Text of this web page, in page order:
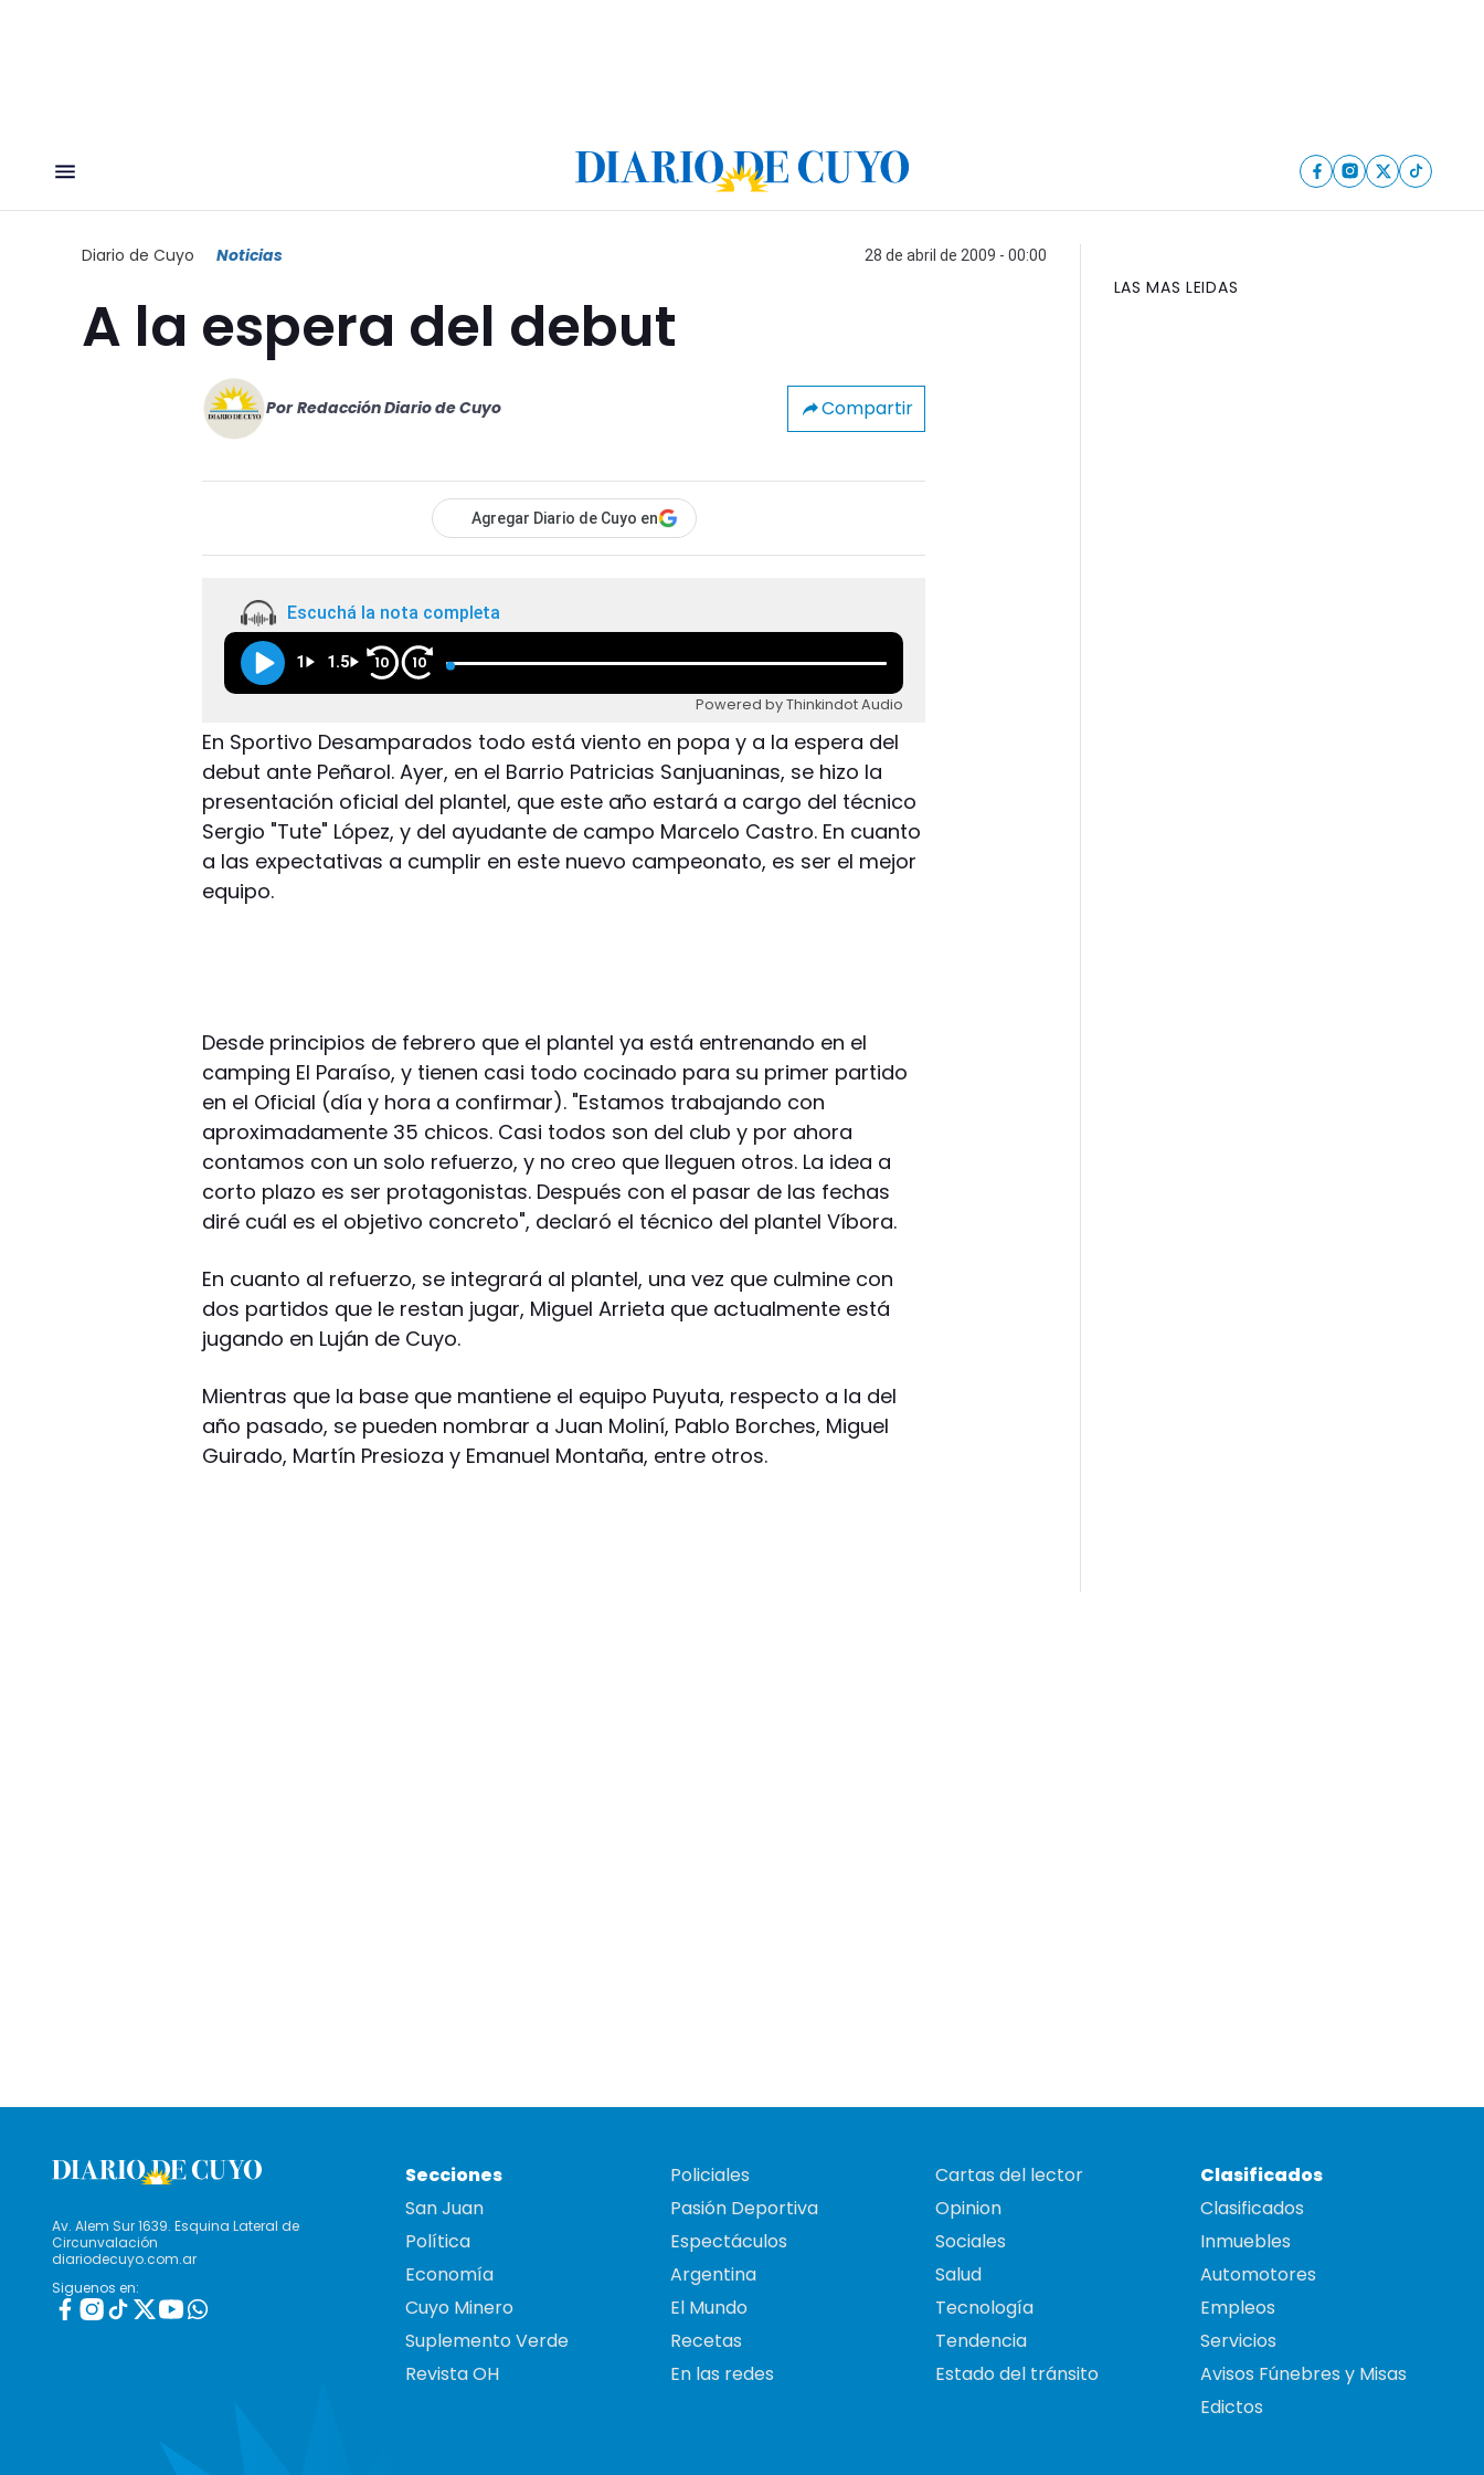
Diario de Cuyo Noticias 28 de abril de 2009 - 00:00
A la espera del debut
Por Redacción Diario de Cuyo Compartir
Agregar Diario de Cuyo en
Escuchá la nota completa
1 1.5 10 10
Powered by Thinkindot Audio
En Sportivo Desamparados todo está viento en popa y a la espera del
debut ante Peñarol. Ayer, en el Barrio Patricias Sanjuaninas, se hizo la
presentación oficial del plantel, que este año estará a cargo del técnico
Sergio "Tute" López, y del ayudante de campo Marcelo Castro. En cuanto
a las expectativas a cumplir en este nuevo campeonato, es ser el mejor
equipo.
Desde principios de febrero que el plantel ya está entrenando en el
camping El Paraíso, y tienen casi todo cocinado para su primer partido
en el Oficial (día y hora a confirmar). "Estamos trabajando con
aproximadamente 35 chicos. Casi todos son del club y por ahora
contamos con un solo refuerzo, y no creo que lleguen otros. La idea a
corto plazo es ser protagonistas. Después con el pasar de las fechas
diré cuál es el objetivo concreto", declaró el técnico del plantel Víbora.
En cuanto al refuerzo, se integrará al plantel, una vez que culmine con
dos partidos que le restan jugar, Miguel Arrieta que actualmente está
jugando en Luján de Cuyo.
Mientras que la base que mantiene el equipo Puyuta, respecto a la del
año pasado, se pueden nombrar a Juan Moliní, Pablo Borches, Miguel
Guirado, Martín Presioza y Emanuel Montaña, entre otros.
LAS MAS LEIDAS
Av. Alem Sur 1639. Esquina Lateral de
Circunvalación
diariodecuyo.com.ar
Siguenos en:
Secciones
San Juan
Política
Economía
Cuyo Minero
Suplemento Verde
Revista OH
Policiales
Pasión Deportiva
Espectáculos
Argentina
El Mundo
Recetas
En las redes
Cartas del lector
Opinion
Sociales
Salud
Tecnología
Tendencia
Estado del tránsito
Clasificados
Clasificados
Inmuebles
Automotores
Empleos
Servicios
Avisos Fúnebres y Misas
Edictos